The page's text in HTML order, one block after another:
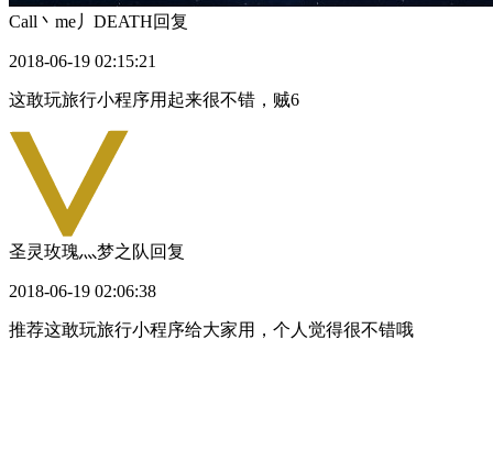
Call丶me丿DEATH回复
2018-06-19 02:15:21
这敢玩旅行小程序用起来很不错，贼6
圣灵玫瑰灬梦之队 回复
2018-06-19 02:06:38
推荐这敢玩旅行小程序给大家用，个人觉得很不错哦